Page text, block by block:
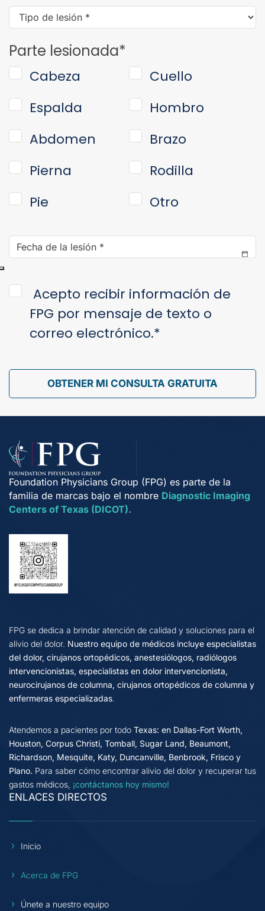
Injury
Type*
Parte lesionada*
Cabeza
Cuello
Espalda
Hombro
Abdomen
Brazo
Pierna
Rodilla
Pie
Otro
Date
of
Consent*
Acepto recibir información de
FPG por mensaje de texto o
correo electrónico.*
OBTENER MI CONSULTA GRATUITA
Foundation Physicians Group (FPG) es parte de la
familia de marcas bajo el nombre Diagnostic Imaging
Centers of Texas (DICOT).
FPG se dedica a brindar atención de calidad y soluciones para el
alivio del dolor. Nuestro equipo de médicos incluye especialistas
del dolor, cirujanos ortopédicos, anestesiólogos, radiólogos
intervencionistas, especialistas en dolor intervencionista,
neurocirujanos de columna, cirujanos ortopédicos de columna y
enfermeras especializadas.
Atendemos a pacientes por todo Texas: en Dallas-Fort Worth,
Houston, Corpus Christi, Tomball, Sugar Land, Beaumont,
Richardson, Mesquite, Katy, Duncanville, Benbrook, Frisco y
Plano. Para saber cómo encontrar alivio del dolor y recuperar tus
gastos médicos, ¡contáctanos hoy mismo!
ENLACES DIRECTOS
Inicio
Acerca de FPG
Únete a nuestro equipo